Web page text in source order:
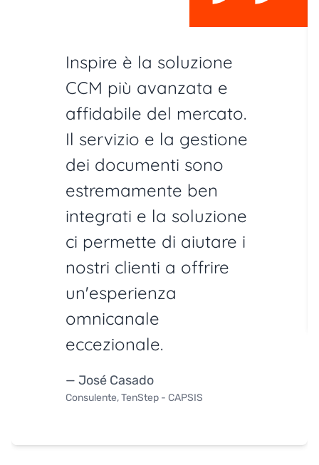
Inspire è la soluzione
CCM più avanzata e
affidabile del mercato.
Il servizio e la gestione
dei documenti sono
estremamente ben
integrati e la soluzione
ci permette di aiutare i
nostri clienti a offrire
un'esperienza
omnicanale
eccezionale.
— José Casado
Consulente, TenStep - CAPSIS